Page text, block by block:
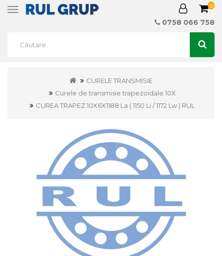
Toggle
0
0758 066 758
CURELE TRANSMISIE
Curele de transmisie trapezoidale 10X
CUREA TRAPEZ 10X6X1188 La ( 1150 Li / 1172 Lw ) RUL